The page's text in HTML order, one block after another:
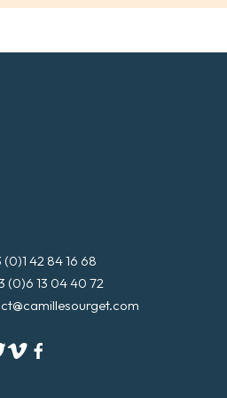
(0)1 42 84 16 68
(0)6 13 04 40 72